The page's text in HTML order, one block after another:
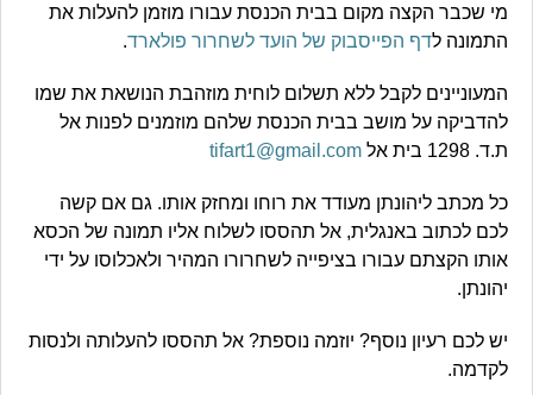
מי שכבר הקצה מקום בבית הכנסת עבורו מוזמן להעלות את
התמונה לדף הפייסבוק של הועד לשחרור פולארד.
המעוניינים לקבל ללא תשלום לוחית מוזהבת הנושאת את שמו
להדביקה על מושב בבית הכנסת שלהם מוזמנים לפנות אל
ת.ד. 1298 בית אל
tifart1@gmail.com
כל מכתב ליהונתן מעודד את רוחו ומחזק אותו. גם אם קשה
לכם לכתוב באנגלית, אל תהססו לשלוח אליו תמונה של הכסא
אותו הקצתם עבורו בציפייה לשחרורו המהיר ולאכלוסו על ידי
יהונתן.
יש לכם רעיון נוסף? יוזמה נוספת? אל תהססו להעלותה ולנסות
לקדמה.